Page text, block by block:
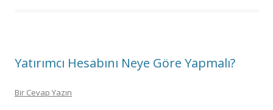
Yatırımcı Hesabını Neye Göre Yapmalı?
Bir Cevap Yazın